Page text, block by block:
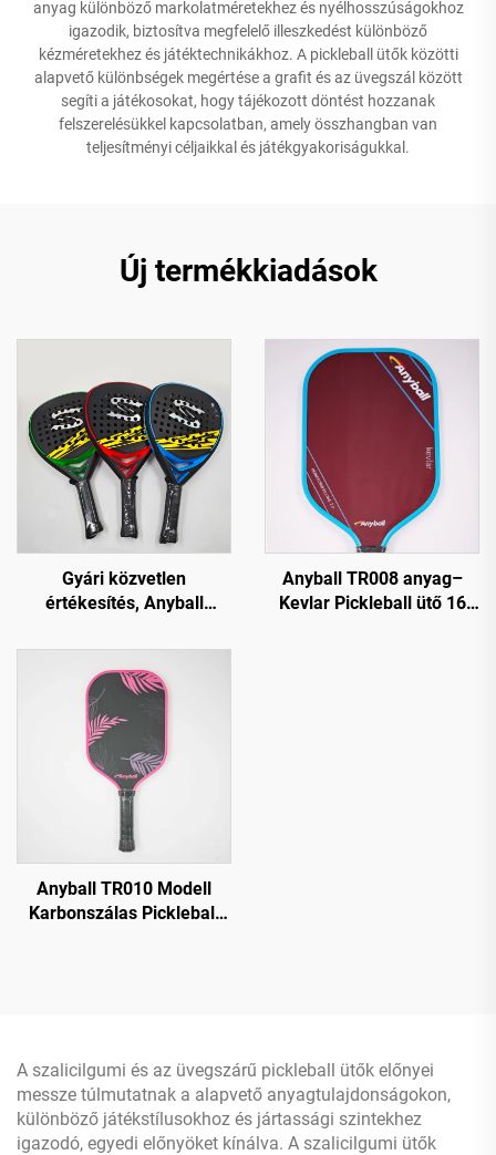
anyag különböző markolatméretekhez és nyélhosszúságokhoz
igazodik, biztosítva megfelelő illeszkedést különböző
kézméretekhez és játéktechnikákhoz. A pickleball ütők közötti
alapvető különbségek megértése a grafit és az üvegszál között
segíti a játékosokat, hogy tájékozott döntést hozzanak
felszerelésükkel kapcsolatban, amely összhangban van
teljesítményi céljaikkal és játékgyakoriságukkal.
Új termékkiadások
Gyári közvetlen
értékesítés, Anyball
szénszálas EVA, durva
felületű edzéshez
Anyball TR008 anyag–
Kevlar Pickleball ütő 16
Anyball TR010 Modell
Karbonszálas Pickleball
A szalicilgumi és az üvegszárű pickleball ütők előnyei
messze túlmutatnak a alapvető anyagtulajdonságokon,
különböző játékstílusokhoz és jártassági szintekhez
igazodó, egyedi előnyöket kínálva. A szalicilgumi ütők